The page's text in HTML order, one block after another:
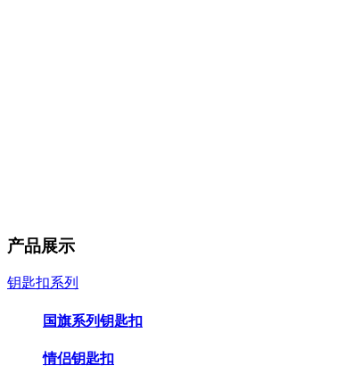
产品展示
钥匙扣系列
国旗系列钥匙扣
情侣钥匙扣